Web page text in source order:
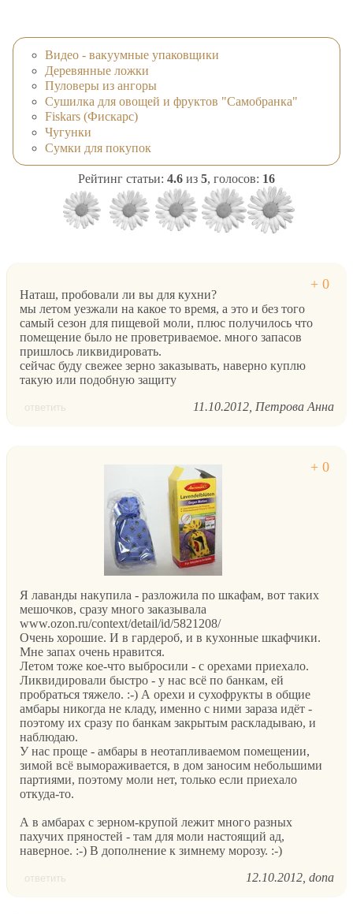
Видео - вакуумные упаковщики
Деревянные ложки
Пуловеры из ангоры
Сушилка для овощей и фруктов "Самобранка"
Fiskars (Фискарс)
Чугунки
Сумки для покупок
Рейтинг статьи: 4.6 из 5, голосов: 16
Наташ, пробовали ли вы для кухни?
мы летом уезжали на какое то время, а это и без того
самый сезон для пищевой моли, плюс получилось что
помещение было не проветриваемое. много запасов
пришлось ликвидировать.
сейчас буду свежее зерно заказывать, наверно куплю
такую или подобную защиту
ответить 11.10.2012 Петрова Анна
Я лаванды накупила - разложила по шкафам, вот таких
мешочков, сразу много заказывала
www.ozon.ru/context/detail/id/5821208/
Очень хорошие. И в гардероб, и в кухонные шкафчики.
Мне запах очень нравится.
Летом тоже кое-что выбросили - с орехами приехало.
Ликвидировали быстро - у нас всё по банкам, ей
пробраться тяжело. :-) А орехи и сухофрукты в общие
амбары никогда не кладу, именно с ними зараза идёт -
поэтому их сразу по банкам закрытым раскладываю, и
наблюдаю.
У нас проще - амбары в неотапливаемом помещении,
зимой всё вымораживается, в дом заносим небольшими
партиями, поэтому моли нет, только если приехало
откуда-то.
А в амбарах с зерном-крупой лежит много разных
пахучих пряностей - там для моли настоящий ад,
наверное. :-) В дополнение к зимнему морозу. :-)
ответить 12.10.2012 dona